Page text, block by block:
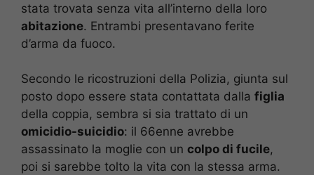
stata trovata senza vita all’interno della loro
abitazione. Entrambi presentavano ferite
d’arma da fuoco.
Secondo le ricostruzioni della Polizia, giunta sul
posto dopo essere stata contattata dalla figlia
della coppia, sembra si sia trattato di un
omicidio-suicidio: il 66enne avrebbe
assassinato la moglie con un colpo di fucile,
poi si sarebbe tolto la vita con la stessa arma.